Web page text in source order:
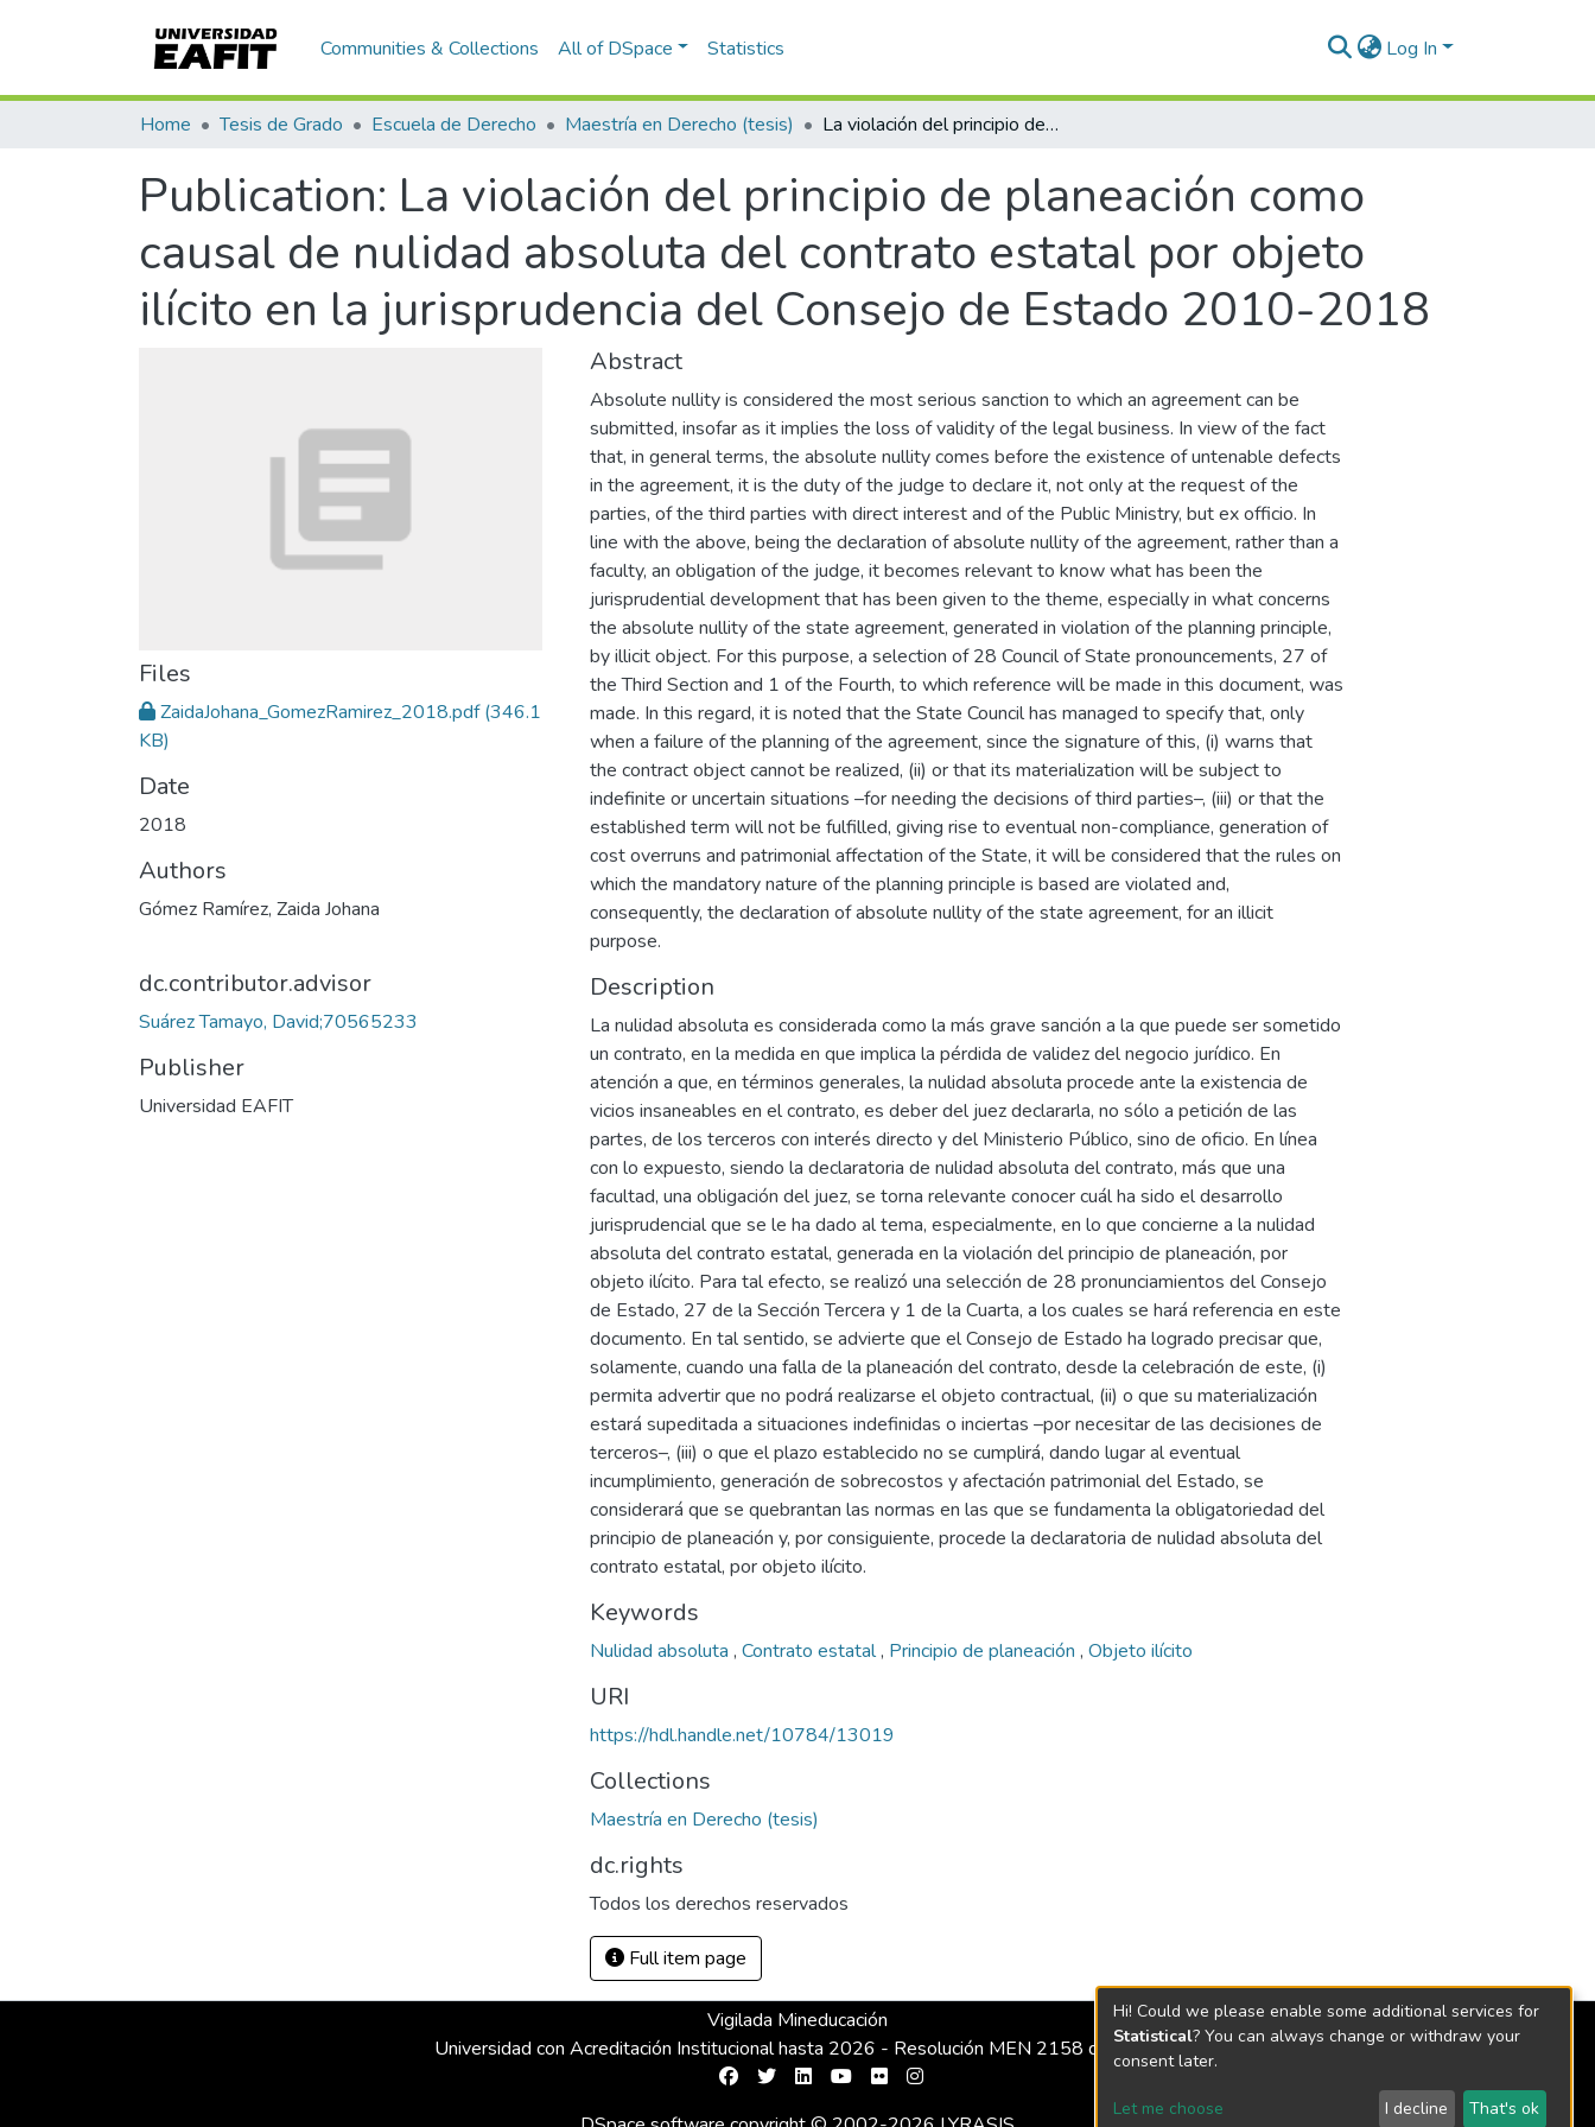
Communities & Collections All of DSpace Statistics Log In
Home Tesis de Grado Escuela de Derecho Maestría en Derecho (tesis) La violación del principio de planeación como causal de nulidad absoluta del contrato estatal por objeto ilícito en la jurisprudencia del Consejo de Estado 2010-2018
Publication: La violación del principio de planeación como
causal de nulidad absoluta del contrato estatal por objeto
ilícito en la jurisprudencia del Consejo de Estado 2010-2018
Files
ZaidaJohana_GomezRamirez_2018.pdf(346.1
KB)
Date
2018
Authors
Gómez Ramírez, Zaida Johana
dc.contributor.advisor
Suárez Tamayo, David;70565233
Publisher
Universidad EAFIT
Abstract
Absolute nullity is considered the most serious sanction to which an agreement can be
submitted, insofar as it implies the loss of validity of the legal business. In view of the fact
that, in general terms, the absolute nullity comes before the existence of untenable defects
in the agreement, it is the duty of the judge to declare it, not only at the request of the
parties, of the third parties with direct interest and of the Public Ministry, but ex officio. In
line with the above, being the declaration of absolute nullity of the agreement, rather than a
faculty, an obligation of the judge, it becomes relevant to know what has been the
jurisprudential development that has been given to the theme, especially in what concerns
the absolute nullity of the state agreement, generated in violation of the planning principle,
by illicit object. For this purpose, a selection of 28 Council of State pronouncements, 27 of
the Third Section and 1 of the Fourth, to which reference will be made in this document, was
made. In this regard, it is noted that the State Council has managed to specify that, only
when a failure of the planning of the agreement, since the signature of this, (i) warns that
the contract object cannot be realized, (ii) or that its materialization will be subject to
indefinite or uncertain situations –for needing the decisions of third parties–, (iii) or that the
established term will not be fulfilled, giving rise to eventual non-compliance, generation of
cost overruns and patrimonial affectation of the State, it will be considered that the rules on
which the mandatory nature of the planning principle is based are violated and,
consequently, the declaration of absolute nullity of the state agreement, for an illicit
purpose.
Description
La nulidad absoluta es considerada como la más grave sanción a la que puede ser sometido
un contrato, en la medida en que implica la pérdida de validez del negocio jurídico. En
atención a que, en términos generales, la nulidad absoluta procede ante la existencia de
vicios insaneables en el contrato, es deber del juez declararla, no sólo a petición de las
partes, de los terceros con interés directo y del Ministerio Público, sino de oficio. En línea
con lo expuesto, siendo la declaratoria de nulidad absoluta del contrato, más que una
facultad, una obligación del juez, se torna relevante conocer cuál ha sido el desarrollo
jurisprudencial que se le ha dado al tema, especialmente, en lo que concierne a la nulidad
absoluta del contrato estatal, generada en la violación del principio de planeación, por
objeto ilícito. Para tal efecto, se realizó una selección de 28 pronunciamientos del Consejo
de Estado, 27 de la Sección Tercera y 1 de la Cuarta, a los cuales se hará referencia en este
documento. En tal sentido, se advierte que el Consejo de Estado ha logrado precisar que,
solamente, cuando una falla de la planeación del contrato, desde la celebración de este, (i)
permita advertir que no podrá realizarse el objeto contractual, (ii) o que su materialización
estará supeditada a situaciones indefinidas o inciertas –por necesitar de las decisiones de
terceros–, (iii) o que el plazo establecido no se cumplirá, dando lugar al eventual
incumplimiento, generación de sobrecostos y afectación patrimonial del Estado, se
considerará que se quebrantan las normas en las que se fundamenta la obligatoriedad del
principio de planeación y, por consiguiente, procede la declaratoria de nulidad absoluta del
contrato estatal, por objeto ilícito.
Keywords
Nulidad absoluta , Contrato estatal, Principio de planeación , Objeto ilícito
URI
https://hdl.handle.net/10784/13019
Collections
Maestría en Derecho (tesis)
dc.rights
Todos los derechos reservados
Full item page
Vigilada Mineducación
Universidad con Acreditación Institucional hasta 2026 - Resolución MEN 2158 de 2018
Hi! Could we please enable some additional services for
Statistical? You can always change or withdraw your
consent later.
Let me choose I decline That's ok